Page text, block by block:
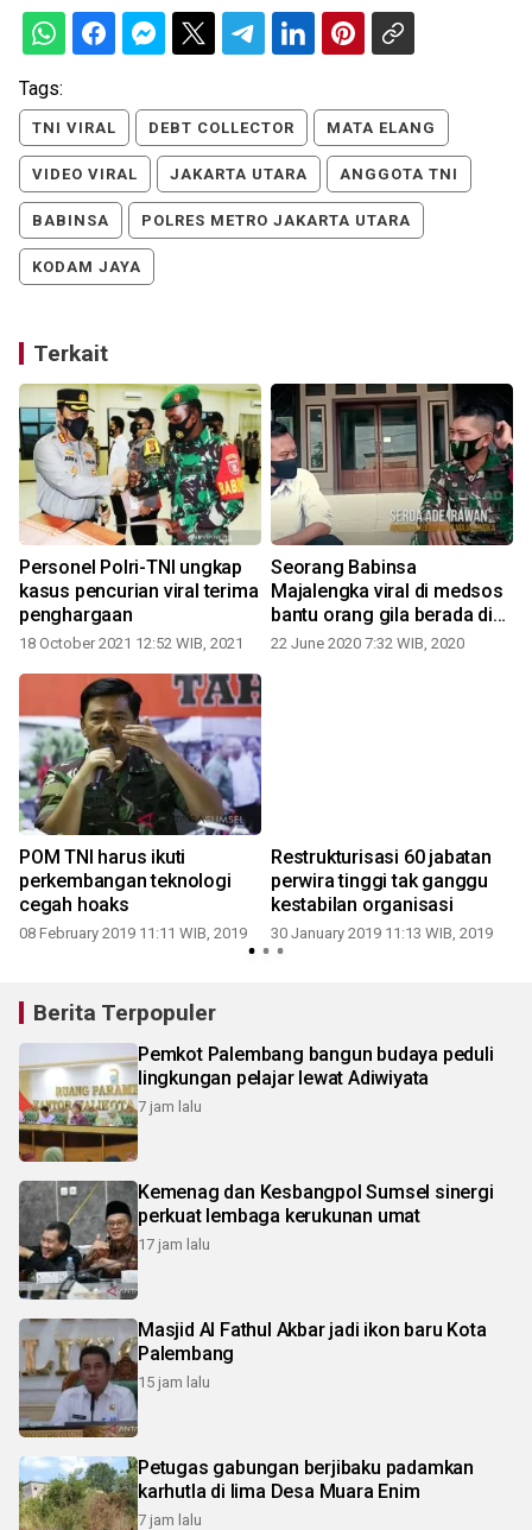
Tags:
TNI VIRAL DEBT COLLECTOR MATA ELANG
VIDEO VIRAL JAKARTA UTARA ANGGOTA TNI
BABINSA POLRES METRO JAKARTA UTARA
KODAM JAYA
Terkait
Personel Polri-TNI ungkap
kasus pencurian viral terima
penghargaan
18 October 2021 12:52 WIB, 2021
Seorang Babinsa
Majalengka viral di medsos
bantu orang gila berada di
tengah jalan
22 June 2020 7:32 WIB, 2020
POM TNI harus ikuti
perkembangan teknologi
cegah hoaks
08 February 2019 11:11 WIB, 2019
Restrukturisasi 60 jabatan
perwira tinggi tak ganggu
kestabilan organisasi
30 January 2019 11:13 WIB, 2019
Berita Terpopuler
Pemkot Palembang bangun budaya peduli
lingkungan pelajar lewat Adiwiyata
7 jam lalu
Kemenag dan Kesbangpol Sumsel sinergi
perkuat lembaga kerukunan umat
17 jam lalu
Masjid Al Fathul Akbar jadi ikon baru Kota
Palembang
15 jam lalu
Petugas gabungan berjibaku padamkan
karhutla di lima Desa Muara Enim
7 jam lalu